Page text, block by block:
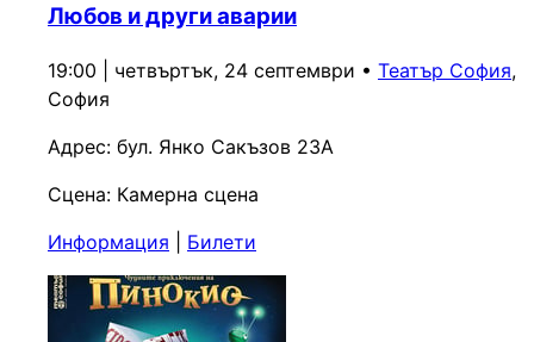
Любов и други аварии
19:00 | четвъртък, 24 септември • Театър София,
София
Адрес: бул. Янко Сакъзов 23А
Сцена: Камерна сцена
Информация
Билети